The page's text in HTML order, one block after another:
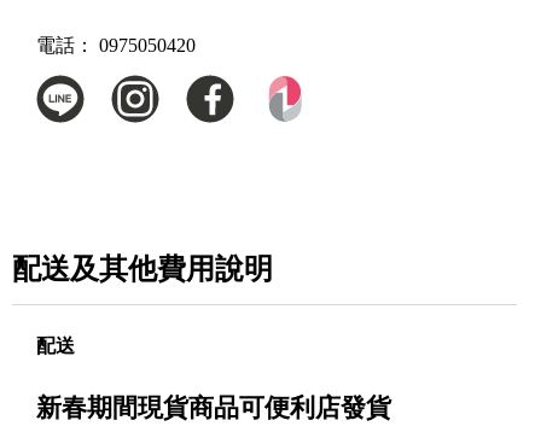
電話： 0975050420
配送及其他費用說明
配送
新春期間現貨商品可便利店發貨